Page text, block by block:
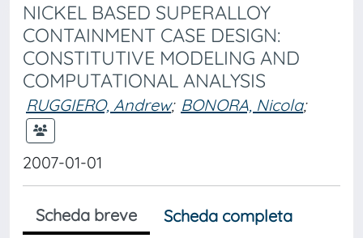
NICKEL BASED SUPERALLOY
CONTAINMENT CASE DESIGN:
CONSTITUTIVE MODELING AND
COMPUTATIONAL ANALYSIS
RUGGIERO, Andrew; BONORA, Nicola;
2007-01-01
Scheda breve
Scheda completa